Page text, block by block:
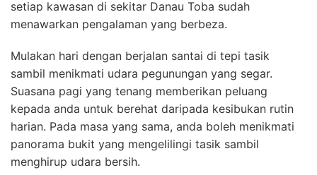
setiap kawasan di sekitar Danau Toba sudah
menawarkan pengalaman yang berbeza.
Mulakan hari dengan berjalan santai di tepi tasik
sambil menikmati udara pegunungan yang segar.
Suasana pagi yang tenang memberikan peluang
kepada anda untuk berehat daripada kesibukan rutin
harian. Pada masa yang sama, anda boleh menikmati
panorama bukit yang mengelilingi tasik sambil
menghirup udara bersih.